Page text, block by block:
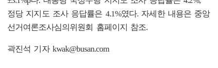
정당 지지도 조사 응답률은 4.1%였다. 자세한 내용은 중앙
선거여론조사심의위원회 홈페이지 참조.
곽진석 기자 kwak@busan.com